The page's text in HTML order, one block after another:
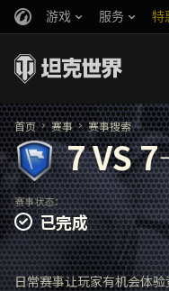
游戏 服务 特
你好，吾久
万圣节
《以战止战》
官方自媒体
首页 赛事 赛事搜索
7 VS
赛事状态：
已完成
日常赛事让玩家有机会体